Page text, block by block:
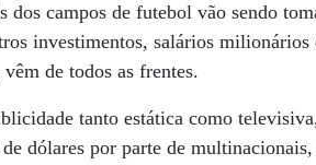
dos campos de futebol vão sendo
investimentos, salários
de todos as frentes.
tanto estática como
dólares por parte de